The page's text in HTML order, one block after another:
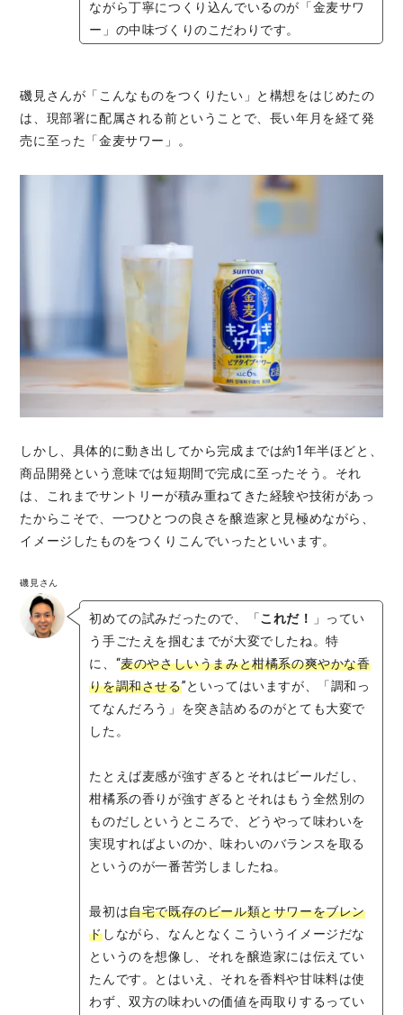
ながら丁寧につくり込んでいるのが「金麦サワ
ー」の中味づくりのこだわりです。
磯見さんが「こんなものをつくりたい」と構想をはじめたの
は、現部署に配属される前ということで、長い年月を経て発
売に至った「金麦サワー」。
しかし、具体的に動き出してから完成までは約1年半ほどと、
商品開発という意味では短期間で完成に至ったそう。それ
は、これまでサントリーが積み重ねてきた経験や技術があっ
たからこそで、一つひとつの良さを醸造家と見極めながら、
イメージしたものをつくりこんでいったといいます。
磯見さん
初めての試みだったので、「これだ！
」ってい
う手ごたえを掴むまでが大変でしたね。特
に、“麦のやさしいうまみと柑橘系の爽やかな香
りを調和させる”といってはいますが、「調和っ
てなんだろう」を突き詰めるのがとても大変で
した。
たとえば麦感が強すぎるとそれはビールだし、
柑橘系の香りが強すぎるとそれはもう全然別の
ものだしというところで、どうやって味わいを
実現すればよいのか、味わいのバランスを取る
というのが一番苦労しましたね。
最初は自宅で既存のビール類とサワーをブレン
ドしながら、なんとなくこういうイメージだな
というのを想像し、それを醸造家には伝えてい
たんです。とはいえ、それを香料や甘味料は使
わず、双方の味わいの価値を両取りするってい